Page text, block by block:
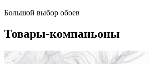
Большой выбор обоев
Товары-компаньоны